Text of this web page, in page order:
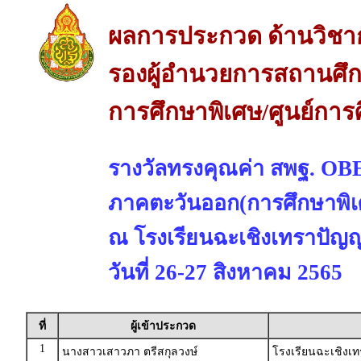
ผลการประกวด ด้านวิชา
รองผู้อำนวยการสถานศึ
การศึกษาพิเศษ/ศูนย์กา
รางวัลทรงคุณค่า สพฐ.
ภาคตะวันออก(การศึกษาพิ
ณ โรงเรียนฉะเชิงเทราปัญ
วันที่ 26-27 สิงหาคม 2565
ที่
ผู้เข้าประกวด
1
นางสาวเสาวภา ตรีสกุลวงษ์
โรงเรียนฉะเชิง